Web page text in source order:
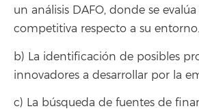
un análisis DAFO, donde se
competitiva respecto a su entorno.
b) La identificación de posibles
innovadores a desarrollar por la
c) La búsqueda de fuentes de